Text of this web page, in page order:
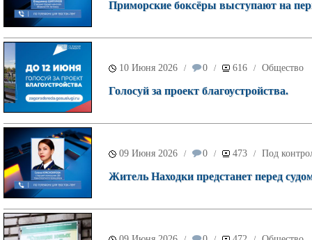
Приморские боксёры выступают на
10 Июня 2026 / 0 / 616 / Общество
Голосуй за проект благоустройства.
09 Июня 2026 / 0 / 473 / Под
Житель Находки предстанет перед